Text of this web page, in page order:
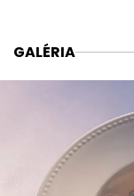
GALÉRIA